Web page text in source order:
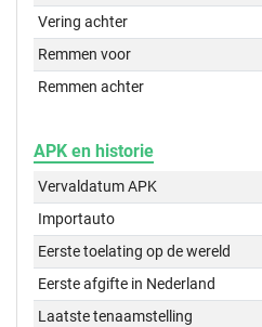
Vering achter
Remmen voor
Remmen achter
APK en historie
Vervaldatum APK
Importauto
Eerste toelating op de wereld
Eerste afgifte in Nederland
Laatste tenaamstelling